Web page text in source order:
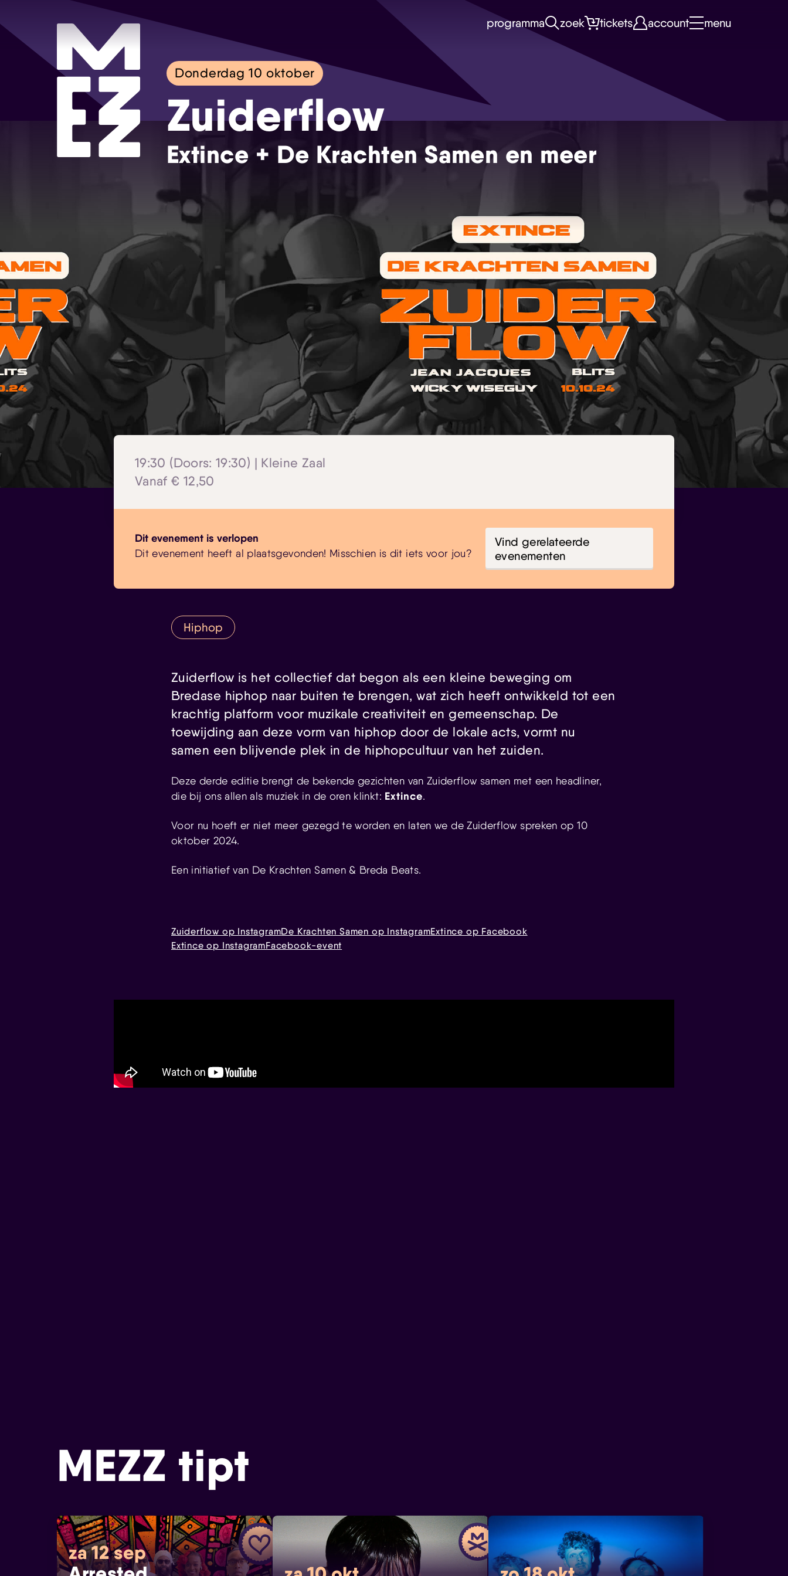
Skip navigatie
programma zoek tickets account menu
Donderdag 10 oktober
Zuiderflow
Extince + De Krachten Samen en meer
19:30 (Doors: 19:30) | Kleine Zaal
Vanaf € 12,50
Dit evenement is verlopen
Dit evenement heeft al plaatsgevonden! Misschien is dit iets voor jou?
Vind gerelateerde
evenementen
Hiphop
Zuiderflow is het collectief dat begon als een kleine beweging om
Bredase hiphop naar buiten te brengen, wat zich heeft ontwikkeld tot een
krachtig platform voor muzikale creativiteit en gemeenschap. De
toewijding aan deze vorm van hiphop door de lokale acts, vormt nu
samen een blijvende plek in de hiphopcultuur van het zuiden.
Deze derde editie brengt de bekende gezichten van Zuiderflow samen met een headliner,
die bij ons allen als muziek in de oren klinkt: Extince.
Voor nu hoeft er niet meer gezegd te worden en laten we de Zuiderflow spreken op 10
oktober 2024.
Een initiatief van De Krachten Samen & Breda Beats.
Zuiderflow op InstagramDe Krachten Samen op InstagramExtince op Facebook
Extince op InstagramFacebook-event
MEZZ tipt
za 12 sep